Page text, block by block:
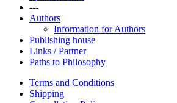
---
Authors
Information for Authors
Publishing house
Links / Partner
Paths to Philosophy
Terms and Conditions
Shipping